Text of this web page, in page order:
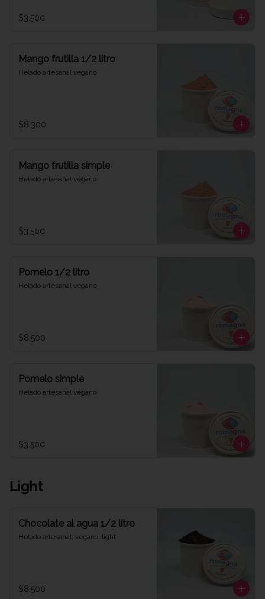
$3.500
Mango frutilla 1/2 litro
Helado artesanal vegano
$8.300
Mango frutilla simple
Helado artesanal vegano
$3.500
Pomelo 1/2 litro
Helado artesanal vegano
$8.500
Pomelo simple
Helado artesanal vegano
$3.500
Light
Chocolate al agua 1/2 litro
Helado artesanal, vegano, light
$8.500